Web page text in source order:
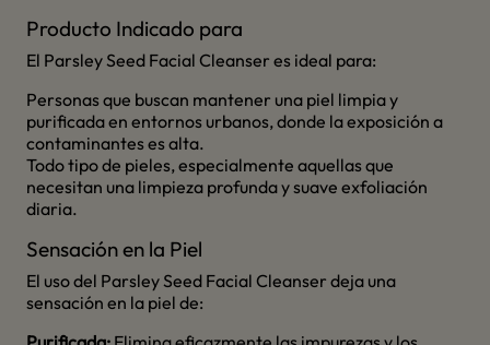
Producto Indicado para
El Parsley Seed Facial Cleanser es ideal para:
Personas que buscan mantener una piel limpia y
purificada en entornos urbanos, donde la exposición a
contaminantes es alta.
Todo tipo de pieles, especialmente aquellas que
necesitan una limpieza profunda y suave exfoliación
diaria.
Sensación en la Piel
El uso del Parsley Seed Facial Cleanser deja una
sensación en la piel de: